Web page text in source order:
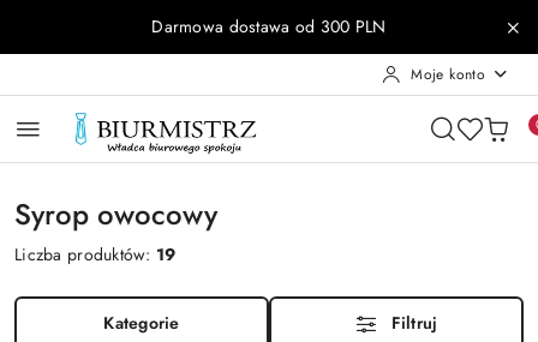
Przejdź do treści głównej
Przejdź do wyszukiwarki
Przejdź do moje konto
Przejdź do menu głównego
Przejdź do stopkiDarmowa dostawa od 300 PLN
Moje konto
Syrop owocowy
Liczba produktów: 19
Kategorie Filtruj